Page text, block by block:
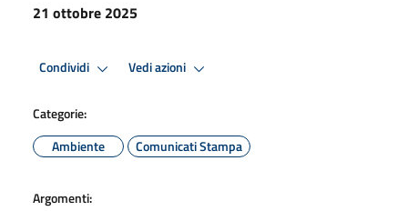
21 ottobre 2025
Condividi Vedi azioni
Categorie:
Ambiente
Comunicati Stampa
Argomenti: